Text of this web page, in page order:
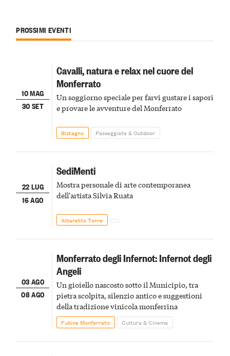
PROSSIMI EVENTI
10 MAG
30 SET
Cavalli, natura e relax nel cuore del
Monferrato
Un soggiorno speciale per farvi gustare i sapori
e provare le avventure del Monferrato
Bistagno Passeggiate & Outdoor
22 LUG
16 AGO
SediMenti
Mostra personale di arte contemporanea
dell'artista Silvia Ruata
Albaretto Torre
03 AGO
08 AGO
Monferrato degli Infernot: Infernot degli
Angeli
Un gioiello nascosto sotto il Municipio, tra
pietra scolpita, silenzio antico e suggestioni
della tradizione vinicola monferrina
Fubine Monferrato Cultura & Cinema